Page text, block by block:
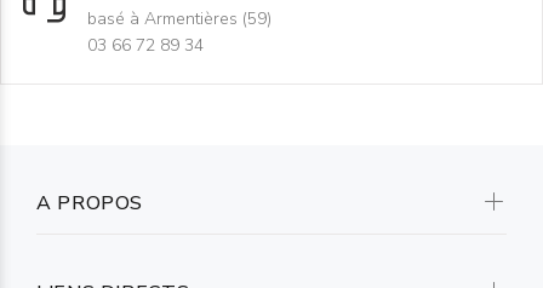
basé à Armentières (59)
03 66 72 89 34
A PROPOS